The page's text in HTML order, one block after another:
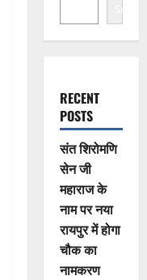
Search
RECENT
POSTS
संत शिरोमणि
सेन जी
महाराज के
नाम पर नया
रायपुर में होगा
चौक का
नामकरण